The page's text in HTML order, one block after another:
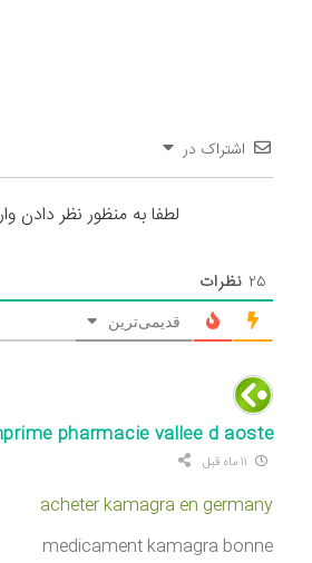
اشتراک در
لطفا به منظور نظر دادن
۲۵ نظرات
قدیمی‌ترین
pharmacie vallee d aoste
acheter kamagra en germany
medicament kamagra bonne